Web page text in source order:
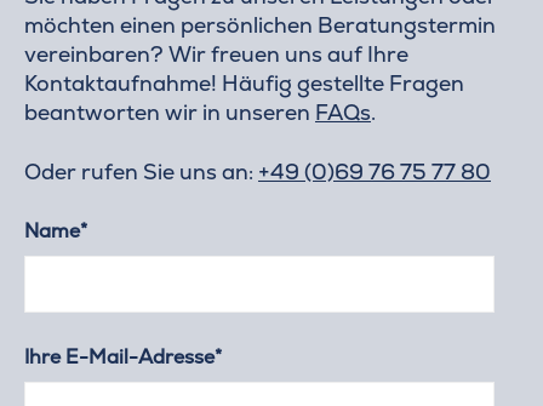
möchten einen persönlichen Beratungstermin
vereinbaren? Wir freuen uns auf Ihre
Kontaktaufnahme! Häufig gestellte Fragen
beantworten wir in unseren FAQs.
Oder rufen Sie uns an: +49 (0)69 76 75 77 80
Name*
Ihre E-Mail-Adresse*